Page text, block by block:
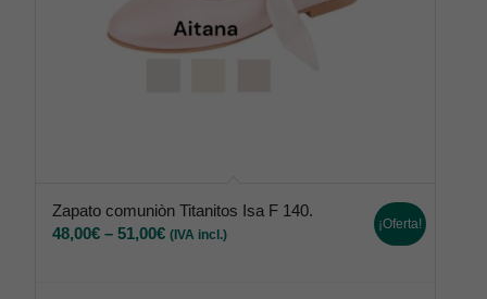
Zapato comuniòn Titanitos Isa F 140.
48,00€ –51,00€ (IVA incl.)
¡Oferta!